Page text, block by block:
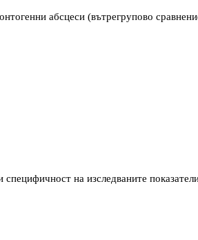
абсцеси (вътрегрупово
на изследваните